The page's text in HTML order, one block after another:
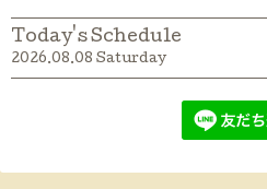
Today's Schedule
2026.08.08 Saturday